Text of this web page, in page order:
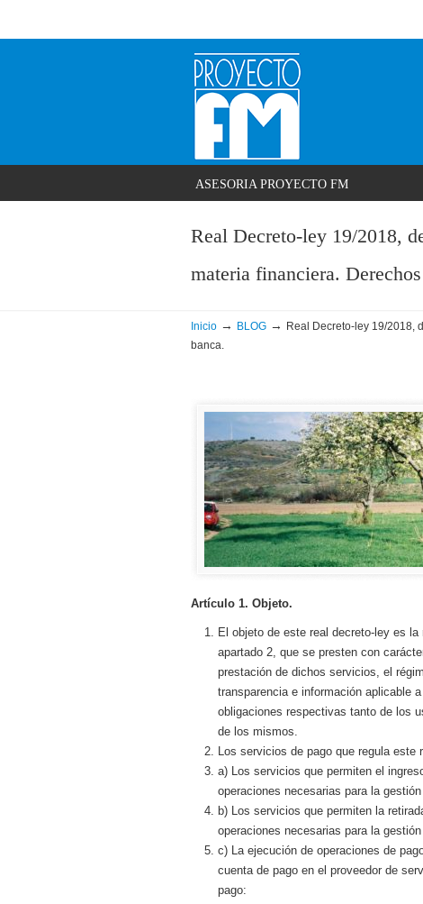
ASESORIA PROYECTO FM
Real Decreto-ley 19/2018,
materia financiera.
Inicio → BLOG →
Real Decreto-ley 19/2018,
banca.
Artículo 1. Objeto.
El objeto de este real decreto-ley es
apartado 2, que se presten con
prestación de dichos servicios, el
transparencia e información aplicable
obligaciones respectivas tanto de los
de los mismos.
Los servicios de pago que regula este
a) Los servicios que permiten el
operaciones necesarias para la
b) Los servicios que permiten la
operaciones necesarias para la
c) La ejecución de operaciones de
cuenta de pago en el proveedor de
pago: